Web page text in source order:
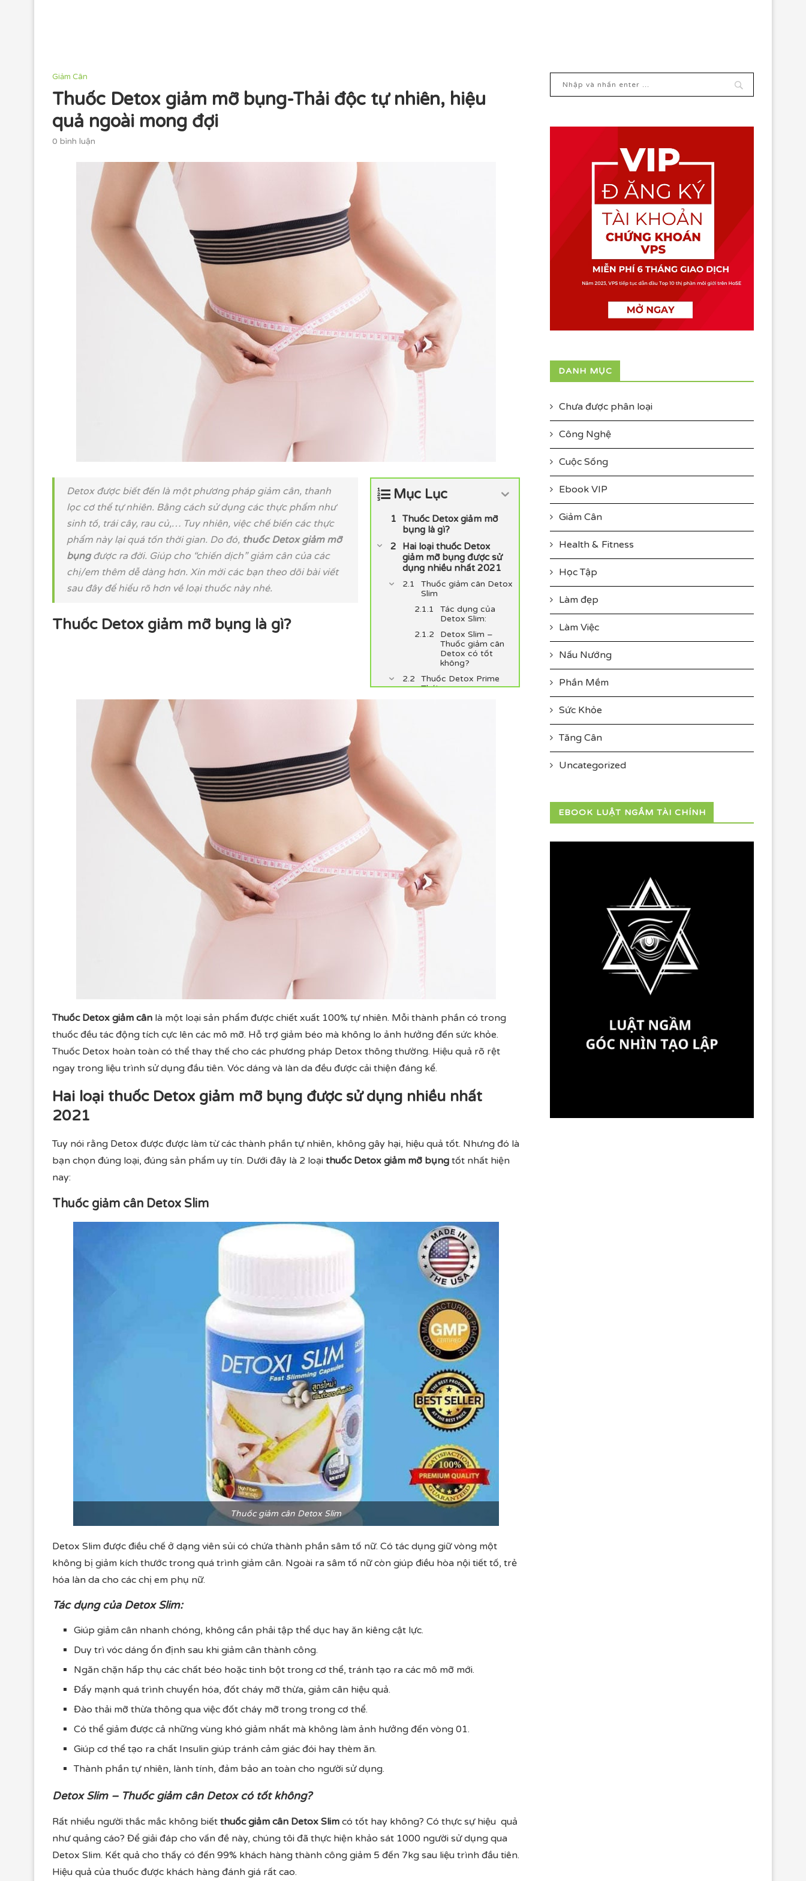
Giảm Cân
Thuốc Detox giảm mỡ bụng-Thải độc tự nhiên, hiệu
quả ngoài mong đợi
0 bình luận
Mục Lục
Thuốc Detox giảm mỡ
bụng là gì?
Hai loại thuốc Detox
giảm mỡ bụng được sử
dụng nhiều nhất 2021
Thuốc giảm cân Detox
Slim
Tác dụng của
Detox Slim:
Detox Slim –
Thuốc giảm cân
Detox có tốt
không?
Thuốc Detox Prime
Thái
Detox được biết đến là một phương pháp giảm cân, thanh
lọc cơ thể tự nhiên. Bằng cách sử dụng các thực phẩm như
sinh tố, trái cây, rau củ,… Tuy nhiên, việc chế biến các thực
phẩm này lại quá tốn thời gian. Do đó, thuốc Detox giảm mỡ
bụngđược ra đời. Giúp cho “chiến dịch” giảm cân của các
chị/em thêm dễ dàng hơn. Xin mời các bạn theo dõi bài viết
sau đây để hiểu rõ hơn về loại thuốc này nhé.
Thuốc Detox giảm mỡ bụng là gì?
Thuốc Detox giảm cân là một loại sản phẩm được chiết xuất 100% tự nhiên. Mỗi thành phần có trong
thuốc đều tác động tích cực lên các mô mỡ. Hỗ trợ giảm béo mà không lo ảnh hưởng đến sức khỏe.
Thuốc Detox hoàn toàn có thể thay thế cho các phương pháp Detox thông thường. Hiệu quả rõ rệt
ngay trong liệu trình sử dụng đầu tiên. Vóc dáng và làn da đều được cải thiện đáng kể.
Hai loại thuốc Detox giảm mỡ bụng được sử dụng nhiều nhất
2021
Tuy nói rằng Detox được được làm từ các thành phần tự nhiên, không gây hại, hiệu quả tốt. Nhưng đó là
bạn chọn đúng loại, đúng sản phẩm uy tín. Dưới đây là 2 loại thuốc Detox giảm mỡ bụng tốt nhất hiện
nay:
Thuốc giảm cân Detox Slim
Thuốc giảm cân Detox Slim
Detox Slim được điều chế ở dạng viên sủi có chứa thành phần sâm tố nữ. Có tác dụng giữ vòng một
không bị giảm kích thước trong quá trình giảm cân. Ngoài ra sâm tố nữ còn giúp điều hòa nội tiết tố, trẻ
hóa làn da cho các chị em phụ nữ.
Tác dụng của Detox Slim:
Giúp giảm cân nhanh chóng, không cần phải tập thể dục hay ăn kiêng cật lực.
Duy trì vóc dáng ổn định sau khi giảm cân thành công.
Ngăn chặn hấp thụ các chất béo hoặc tinh bột trong cơ thể, tránh tạo ra các mô mỡ mới.
Đẩy mạnh quá trình chuyển hóa, đốt cháy mỡ thừa, giảm cân hiệu quả.
Đào thải mỡ thừa thông qua việc đốt cháy mỡ trong trong cơ thể.
Có thể giảm được cả những vùng khó giảm nhất mà không làm ảnh hưởng đến vòng 01.
Giúp cơ thể tạo ra chất Insulin giúp tránh cảm giác đói hay thèm ăn.
Thành phần tự nhiên, lành tính, đảm bảo an toàn cho người sử dụng.
Detox Slim – Thuốc giảm cân Detox có tốt không?
Rất nhiều người thắc mắc không biết thuốc giảm cân Detox Slim có tốt hay không? Có thực sự hiệu quả
như quảng cáo? Để giải đáp cho vấn đề này, chúng tôi đã thực hiện khảo sát 1000 người sử dụng qua
Detox Slim. Kết quả cho thấy có đến 99% khách hàng thành công giảm 5 đến 7kg sau liệu trình đầu tiên.
Hiệu quả của thuốc được khách hàng đánh giá rất cao.
DANH MỤC
Chưa được phân loại
Công Nghệ
Cuộc Sống
Ebook VIP
Giảm Cân
Health & Fitness
Học Tập
Làm đẹp
Làm Việc
Nấu Nướng
Phần Mềm
Sức Khỏe
Tăng Cân
Uncategorized
EBOOK LUẬT NGẦM TÀI CHÍNH